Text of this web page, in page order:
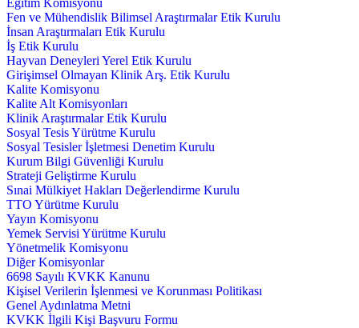
Eğitim Komisyonu
Fen ve Mühendislik Bilimsel Araştırmalar Etik Kurulu
İnsan Araştırmaları Etik Kurulu
İş Etik Kurulu
Hayvan Deneyleri Yerel Etik Kurulu
Girişimsel Olmayan Klinik Arş. Etik Kurulu
Kalite Komisyonu
Kalite Alt Komisyonları
Klinik Araştırmalar Etik Kurulu
Sosyal Tesis Yürütme Kurulu
Sosyal Tesisler İşletmesi Denetim Kurulu
Kurum Bilgi Güvenliği Kurulu
Strateji Geliştirme Kurulu
Sınai Mülkiyet Hakları Değerlendirme Kurulu
TTO Yürütme Kurulu
Yayın Komisyonu
Yemek Servisi Yürütme Kurulu
Yönetmelik Komisyonu
Diğer Komisyonlar
6698 Sayılı KVKK Kanunu
Kişisel Verilerin İşlenmesi ve Korunması Politikası
Genel Aydınlatma Metni
KVKK İlgili Kişi Başvuru Formu